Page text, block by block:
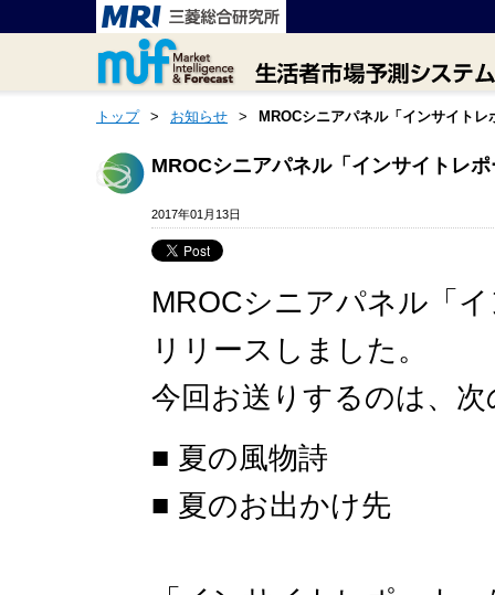
トップ > お知らせ > MROCシニアパネル「インサイト
MROCシニアパネル「インサイトレ
2017年01月13日
MROCシニアパネル「
リリースしました。
今回お送りするのは、
■ 夏の風物詩
■ 夏のお出かけ先